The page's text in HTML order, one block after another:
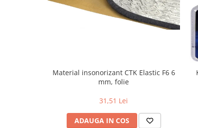
Material insonorizant CTK Elastic F6 6
mm, folie
31,51 Lei
ADAUGA IN COS